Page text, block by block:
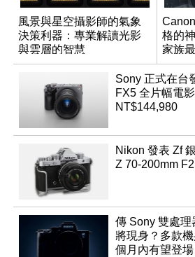
風景與星空攝影師的氣象
決策利器：專業解讀光影
與雲層的智慧
App「Atmos」登場
格的
家族
Sony 正式在台
FX5 全片幅電
NT$144,980
Nikon 發表 Zf
Z 70-200mm
傳 Sony 雙處理
將現身？多款
個月內有望登場